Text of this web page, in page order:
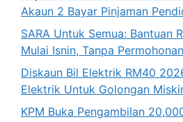
Akaun 2 Bayar Pinjaman
SARA Untuk Semua: Bantuan
Mulai Isnin, Tanpa Permohonan
Diskaun Bil Elektrik RM40
Elektrik Untuk Golongan
KPM Buka Pengambilan